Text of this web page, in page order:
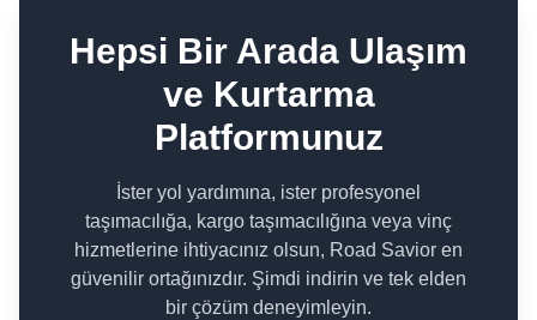
Hepsi Bir Arada Ulaşım
ve Kurtarma
Platformunuz
İster yol yardımına, ister profesyonel
taşımacılığa, kargo taşımacılığına veya vinç
hizmetlerine ihtiyacınız olsun, Road Savior en
güvenilir ortağınızdır. Şimdi indirin ve tek elden
bir çözüm deneyimleyin.